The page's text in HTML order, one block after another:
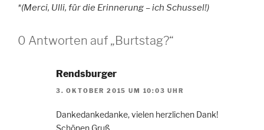
*(Merci, Ulli, für die Erinnerung – ich Schussel!)
0 Antworten auf „Burtstag?“
Rendsburger
3. OKTOBER 2015 UM 10:03 UHR
Dankedankedanke, vielen herzlichen Dank!
Schönen Gruß